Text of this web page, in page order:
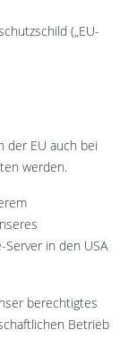
(„EU-
der EU auch bei
werden.
in den USA
berechtigtes
Betrieb